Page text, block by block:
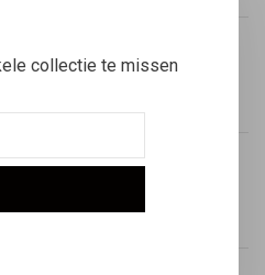
besteld
goed geld terug
collectie te missen